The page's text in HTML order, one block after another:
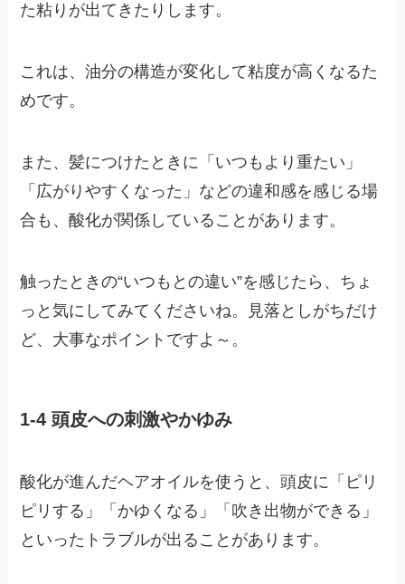
た粘りが出てきたりします。
これは、油分の構造が変化して粘度が高くなるた
めです。
また、髪につけたときに「いつもより重たい」
「広がりやすくなった」などの違和感を感じる場
合も、酸化が関係していることがあります。
触ったときの“いつもとの違い”を感じたら、ちょ
っと気にしてみてくださいね。見落としがちだけ
ど、大事なポイントですよ～。
1-4 頭皮への刺激やかゆみ
酸化が進んだヘアオイルを使うと、頭皮に「ピリ
ピリする」「かゆくなる」「吹き出物ができる」
といったトラブルが出ることがあります。